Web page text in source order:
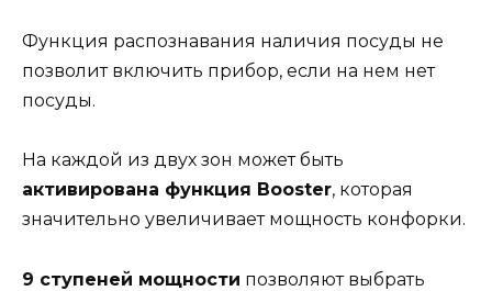
Функция распознавания наличия посуды не
позволит включить прибор, если на нем нет
посуды.
На каждой из двух зон может быть
активирована функция Booster, которая
значительно увеличивает мощность конфорки.
9 ступеней мощности позволяют выбрать